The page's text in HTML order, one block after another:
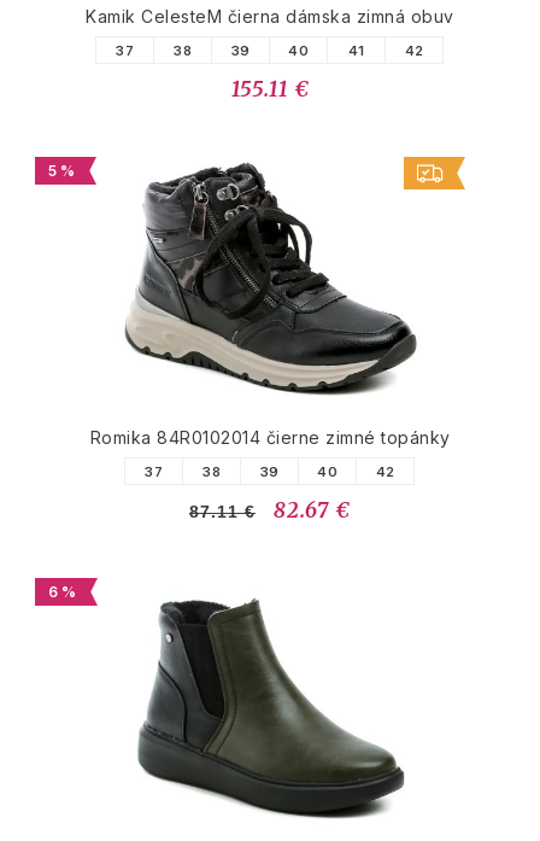
Kamik CelesteM čierna dámska zimná obuv
37 38 39 40 41 42
155.11 €
5 %
Romika 84R0102014 čierne zimné topánky
37 38 39 40 42
87.11 € 82.67 €
6 %